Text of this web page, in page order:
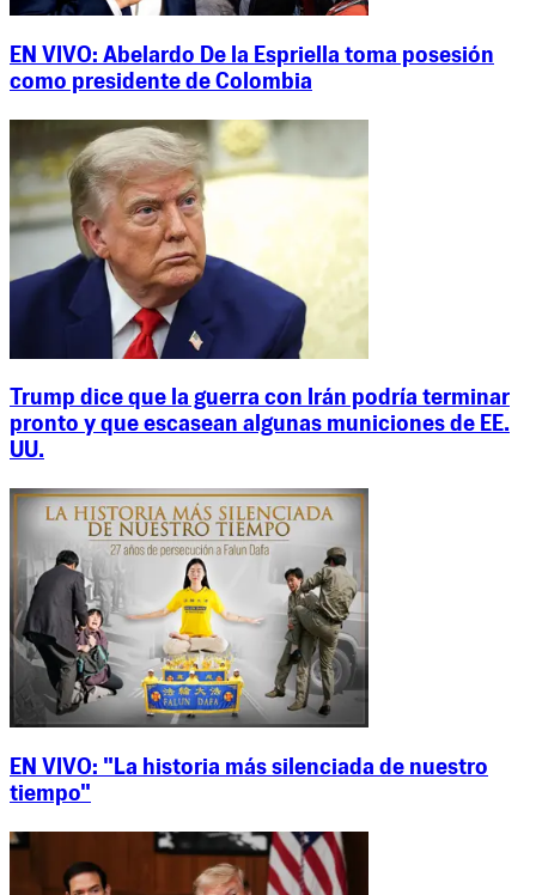
EN VIVO: Abelardo De la Espriella toma posesión
como presidente de Colombia
Trump dice que la guerra con Irán podría terminar
pronto y que escasean algunas municiones de EE.
UU.
EN VIVO: "La historia más silenciada de nuestro
tiempo"